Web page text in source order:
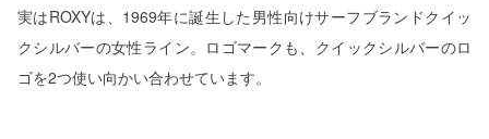
実はROXYは、1969年に誕生した男性向けサーフブランドクイッ
クシルバーの女性ライン。ロゴマークも、クイックシルバーのロ
ゴを2つ使い向かい合わせています。